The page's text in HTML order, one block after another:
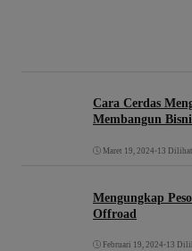
Cara Cerdas
Membangun
Maret 19, 2024 • 13 Dilihat
Mengungkap
Offroad
Februari 19, 2024 • 13